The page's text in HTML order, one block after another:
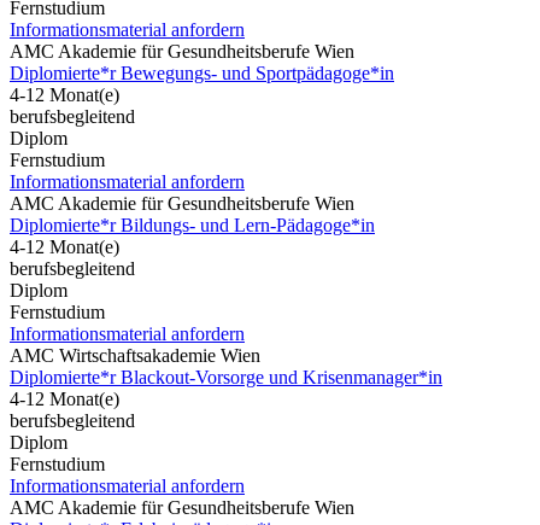
Fernstudium
Informationsmaterial anfordern
AMC Akademie für Gesundheitsberufe Wien
Diplomierte*r Bewegungs- und Sportpädagoge*in
4-12 Monat(e)
berufsbegleitend
Diplom
Fernstudium
Informationsmaterial anfordern
AMC Akademie für Gesundheitsberufe Wien
Diplomierte*r Bildungs- und Lern-Pädagoge*in
4-12 Monat(e)
berufsbegleitend
Diplom
Fernstudium
Informationsmaterial anfordern
AMC Wirtschaftsakademie Wien
Diplomierte*r Blackout-Vorsorge und Krisenmanager*in
4-12 Monat(e)
berufsbegleitend
Diplom
Fernstudium
Informationsmaterial anfordern
AMC Akademie für Gesundheitsberufe Wien